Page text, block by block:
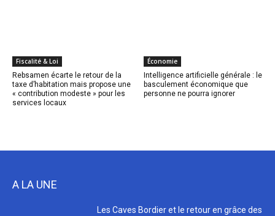
Fiscalité & Loi
Rebsamen écarte le retour de la
taxe d’habitation mais propose une
« contribution modeste » pour les
services locaux
Économie
Intelligence artificielle générale : le
basculement économique que
personne ne pourra ignorer
A LA UNE
Les Caves Bordier et le retour en grâce des